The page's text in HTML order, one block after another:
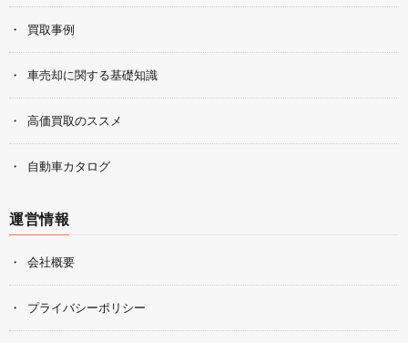
買取事例
車売却に関する基礎知識
高価買取のススメ
自動車カタログ
運営情報
会社概要
プライバシーポリシー